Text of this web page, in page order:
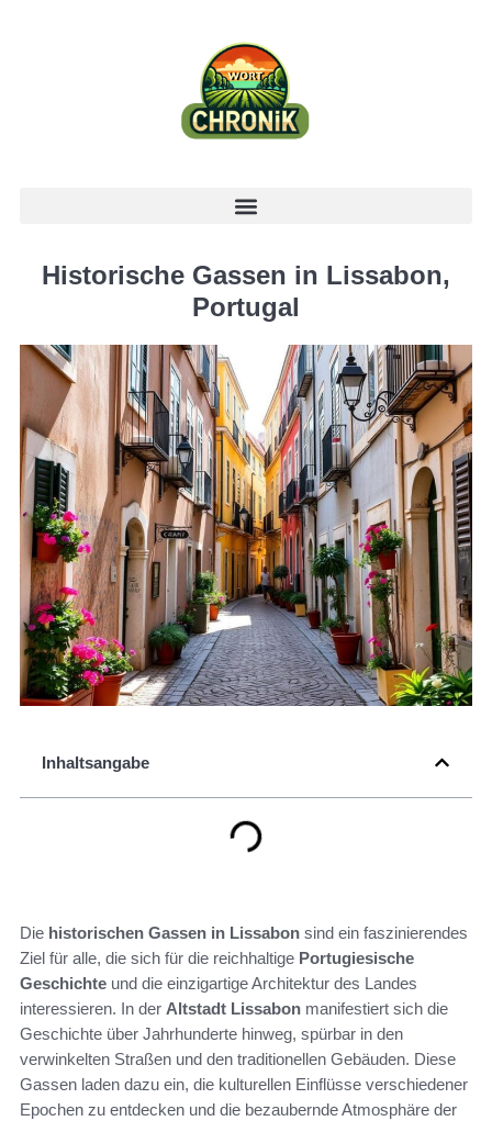
Historische Gassen in Lissabon,
Portugal
Inhaltsangabe
Die historischen Gassen in Lissabon sind ein faszinierendes
Ziel für alle, die sich für die reichhaltige Portugiesische
Geschichte und die einzigartige Architektur des Landes
interessieren. In der Altstadt Lissabon manifestiert sich die
Geschichte über Jahrhunderte hinweg, spürbar in den
verwinkelten Straßen und den traditionellen Gebäuden. Diese
Gassen laden dazu ein, die kulturellen Einflüsse verschiedener
Epochen zu entdecken und die bezaubernde Atmosphäre der